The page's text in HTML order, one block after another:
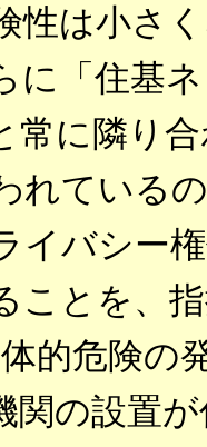
性は小さ
に「住基
常に隣り
れている
イバシー
ことを、
的危険の
関の設置